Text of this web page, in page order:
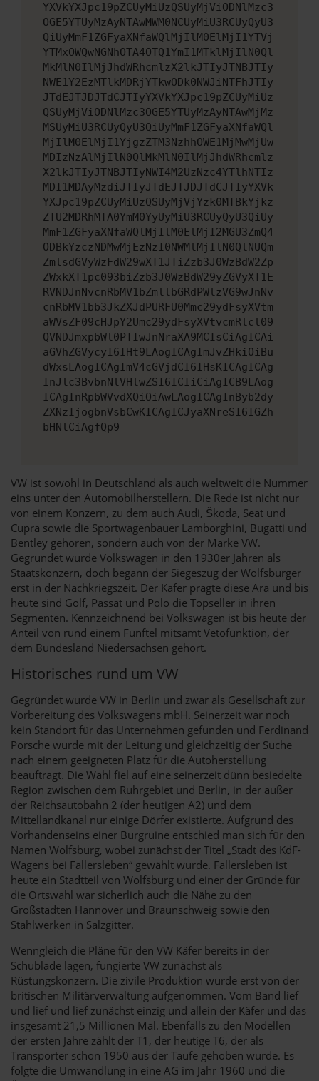
YXVkYXJpc19pZCUyMiUzQSUyMjViODNlMzc3
OGE5YTUyMzAyNTAwMWM0NCUyMiU3RCUyQyU3
QiUyMmF1ZGFyaXNfaWQlMjIlM0ElMjI1YTVj
YTMxOWQwNGNhOTA4OTQ1YmI1MTklMjIlN0Ql
MkMlN0IlMjJhdWRhcmlzX2lkJTIyJTNBJTIy
NWE1Y2EzMTlkMDRjYTkwODk0NWJiNTFhJTIy
JTdEJTJDJTdCJTIyYXVkYXJpc19pZCUyMiUz
QSUyMjViODNlMzc3OGE5YTUyMzAyNTAwMjMz
MSUyMiU3RCUyQyU3QiUyMmF1ZGFyaXNfaWQl
MjIlM0ElMjI1YjgzZTM3NzhhOWE1MjMwMjUw
MDIzNzAlMjIlN0QlMkMlN0IlMjJhdWRhcmlz
X2lkJTIyJTNBJTIyNWI4M2UzNzc4YTlhNTIz
MDI1MDAyMzdiJTIyJTdEJTJDJTdCJTIyYXVk
YXJpc19pZCUyMiUzQSUyMjVjYzk0MTBkYjkz
ZTU2MDRhMTA0YmM0YyUyMiU3RCUyQyU3QiUy
MmF1ZGFyaXNfaWQlMjIlM0ElMjI2MGU3ZmQ4
ODBkYzczNDMwMjEzNzI0NWMlMjIlN0QlNUQm
ZmlsdGVyWzFdW29wXT1JTiZzb3J0WzBdW2Zp
ZWxkXT1pc093biZzb3J0WzBdW29yZGVyXT1E
RVNDJnNvcnRbMV1bZmllbGRdPWlzVG9wJnNv
cnRbMV1bb3JkZXJdPURFU0Mmc29ydFsyXVtm
aWVsZF09cHJpY2Umc29ydFsyXVtvcmRlcl09
QVNDJmxpbWl0PTIwJnNraXA9MCIsCiAgICAi
aGVhZGVycyI6IHt9LAogICAgImJvZHkiOiBu
dWxsLAogICAgImV4cGVjdCI6IHsKICAgICAg
InJlc3BvbnNlVHlwZSI6ICIiCiAgICB9LAog
ICAgInRpbWVvdXQiOiAwLAogICAgInByb2dy
ZXNzIjogbnVsbCwKICAgICJyaXNreSI6IGZh
bHNlCiAgfQp9
VW ist sowohl in Deutschland als auch weltweit die Nummer
eins unter den Automobilherstellern. Die Rede ist nicht nur
von einem Konzern, zu dem auch Audi, Škoda, Seat und
Cupra sowie die Sportwagenbauer Lamborghini, Bugatti und
Bentley gehören, sondern auch von der Marke VW.
Gegründet wurde Volkswagen in den 1930er Jahren als
Staatskonzern, doch begann der Siegeszug der Wolfsburger
erst in der Nachkriegszeit. Der Käfer prägte diese Ära und bis
heute sind Golf, Passat und Polo die Topseller in ihren
Segmenten. Kennzeichnend bei Volkswagen ist bis heute der
Anteil von rund einem Fünftel mitsamt Vetofunktion, der
dem Bundesland Niedersachsen gehört.
Historisches rund um VW
Gegründet wurde VW in Berlin und zwar als Gesellschaft zur
Vorbereitung des Volkswagens mbH. Seinerzeit war noch
kein Standort für das Unternehmen gefunden und Ferdinand
Porsche wurde mit der Leitung und gleichzeitig der Suche
nach einem geeigneten Platz für die Autoherstellung
beauftragt. Die Wahl fiel auf eine seinerzeit dünn besiedelte
Region zwischen dem Ruhrgebiet und Berlin, in der außer
der Reichsautobahn 2 (der heutigen A2) und dem
Mittellandkanal nur einige Dörfer existierte. Aufgrund des
Vorhandenseins einer Burgruine entschied man sich für den
Namen Wolfsburg, wobei zunächst der Titel „Stadt des KdF-
Wagens bei Fallersleben“ gewählt wurde. Fallersleben ist
heute ein Stadtteil von Wolfsburg und einer der Gründe für
die Ortswahl war sicherlich auch die Nähe zu den
Großstädten Hannover und Braunschweig sowie den
Stahlwerken in Salzgitter.
Wenngleich die Pläne für den VW Käfer bereits in der
Schublade lagen, fungierte VW zunächst als
Rüstungskonzern. Die zivile Produktion wurde erst von der
britischen Militärverwaltung aufgenommen. Vom Band lief
und lief und lief zunächst einzig und allein der Käfer und das
insgesamt 21,5 Millionen Mal. Ebenfalls zu den Modellen
der ersten Jahre zählt der T1, der heutige T6, der als
Transporter schon 1950 aus der Taufe gehoben wurde. Es
folgte die Umwandlung in eine AG im Jahr 1960 und die